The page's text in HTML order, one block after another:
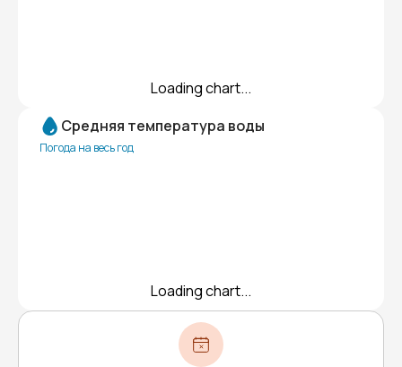
Loading chart...
Средняя температура воды
Погода на весь год
Loading chart...